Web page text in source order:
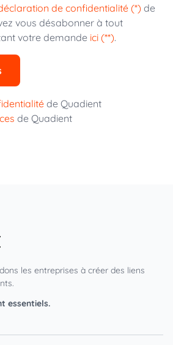
de confidentialité (*) de
vous désabonner à tout
votre demande ici (**).
de Quadient
de Quadient
les entreprises à créer des liens
essentiels.